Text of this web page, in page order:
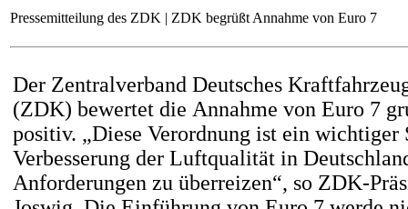
Pressemitteilung des ZDK | ZDK begrüßt Annahme von Euro 7
Der Zentralverband Deutsches
(ZDK) bewertet die Annahme von Euro 7
positiv. „Diese Verordnung ist ein
Verbesserung der Luftqualität in
Anforderungen zu überreizen“, so ZDK-